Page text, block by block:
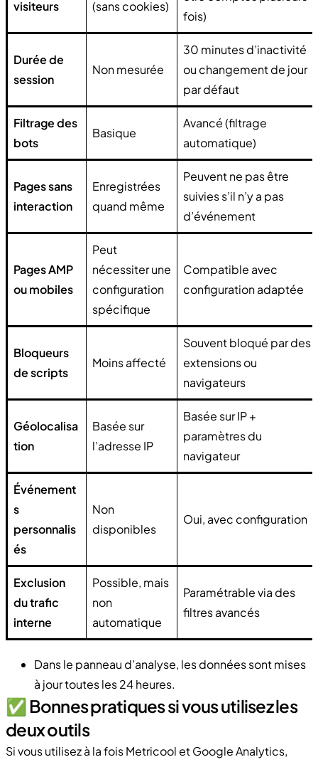
visiteurs (sans cookies)
fois)
Durée de
session
Non mesurée
30 minutes d’inactivité
ou changement de jour
par défaut
Filtrage des
bots
Basique
Avancé (filtrage
automatique)
Pages sans
interaction
Enregistrées
quand même
Peuvent ne pas être
suivies s’il n’y a pas
d’événement
Pages AMP
ou mobiles
Peut
nécessiter une
configuration
spécifique
Compatible avec
configuration adaptée
Bloqueurs
de scripts
Moins affecté
Souvent bloqué par des
extensions ou
navigateurs
Géolocalisa
tion
Basée sur
l’adresse IP
Basée sur IP +
paramètres du
navigateur
Événement
s
personnalis
és
Non
disponibles
Oui, avec configuration
Exclusion
du trafic
interne
Possible, mais
non
automatique
Paramétrable via des
filtres avancés
Dans le panneau d’analyse, les données sont mises
à jour toutes les 24 heures.
✅ Bonnes pratiques si vous utilisez les
deux outils
Si vous utilisez à la fois Metricool et Google Analytics,